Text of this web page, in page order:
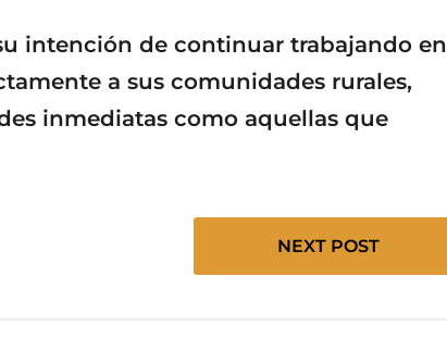
intención de continuar trabajando en
a sus comunidades rurales,
inmediatas como aquellas que
NEXT POST